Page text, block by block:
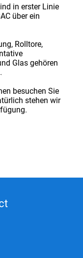
in erster Linie
über ein
Rolltore,
Glas gehören
besuchen Sie
stehen wir